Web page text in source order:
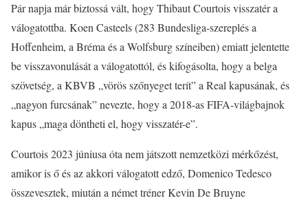
Pár napja már biztossá vált, hogy Thibaut Courtois visszatér a
válogatottba. Koen Casteels (283 Bundesliga-szereplés a
Hoffenheim, a Bréma és a Wolfsburg színeiben) emiatt jelentette
be visszavonulását a válogatottól, és kifogásolta, hogy a belga
szövetség, a KBVB „vörös szőnyeget terít” a Real kapusának, és
„nagyon furcsának” nevezte, hogy a 2018-as FIFA-világbajnok
kapus „maga döntheti el, hogy visszatér-e”.
Courtois 2023 júniusa óta nem játszott nemzetközi mérkőzést,
amikor is ő és az akkori válogatott edző, Domenico Tedesco
összevesztek, miután a német tréner Kevin De Bruyne